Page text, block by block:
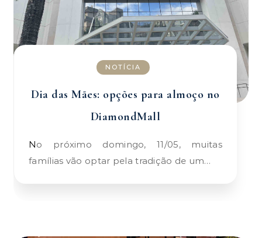
NOTÍCIA
Dia das Mães: opções para almoço no
DiamondMall
No próximo domingo, 11/05, muitas
famílias vão optar pela tradição de um…